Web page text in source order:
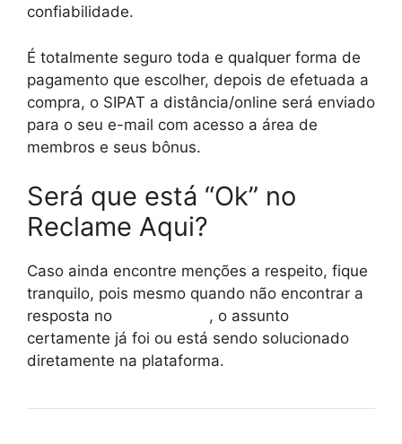
confiabilidade.
É totalmente seguro toda e qualquer forma de
pagamento que escolher, depois de efetuada a
compra, o SIPAT a distância/online será enviado
para o seu e-mail com acesso a área de
membros e seus bônus.
Será que está “Ok” no
Reclame Aqui?
Caso ainda encontre menções a respeito, fique
tranquilo, pois mesmo quando não encontrar a
resposta no
, o assunto
certamente já foi ou está sendo solucionado
diretamente na plataforma.